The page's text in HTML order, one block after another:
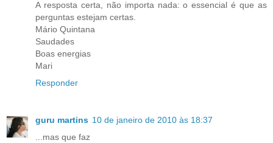
A resposta certa, não importa nada: o essencial é que as
perguntas estejam certas.
Mário Quintana
Saudades
Boas energias
Mari
Responder
guru martins 10 de janeiro de 2010 às 18:37
...mas que faz